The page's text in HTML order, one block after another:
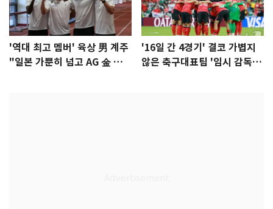
'역대 최고 멤버' 육상 男 계주
"일본 가뿐히 넘고 AG 金 따겠
'16일 간 4경기' 결코 가볍지
않은 축구대표팀 '임시 감독'